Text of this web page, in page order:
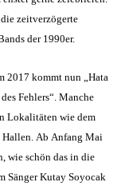
zeitverzögerte
der 1990er.
2017 kommt nun „Hata
Fehlers“. Manche
Lokalitäten wie dem
Hallen. Ab Anfang Mai
wie schön das in die
Sänger Kutay Soyocak